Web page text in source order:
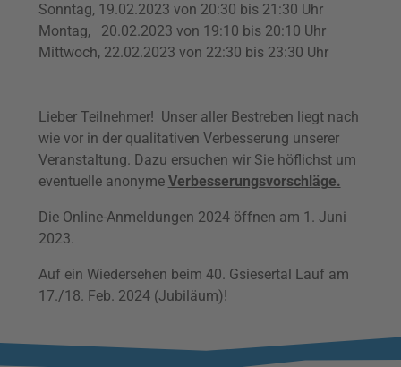
Sonntag, 19.02.2023 von 20:30 bis 21:30 Uhr
Montag, 20.02.2023 von 19:10 bis 20:10 Uhr
Mittwoch, 22.02.2023 von 22:30 bis 23:30 Uhr
Lieber Teilnehmer! Unser aller Bestreben liegt nach
wie vor in der qualitativen Verbesserung unserer
Veranstaltung. Dazu ersuchen wir Sie höflichst um
eventuelle anonyme Verbesserungsvorschläge.
Die Online-Anmeldungen 2024 öffnen am 1. Juni
2023.
Auf ein Wiedersehen beim 40. Gsiesertal Lauf am
17./18. Feb. 2024 (Jubiläum)!